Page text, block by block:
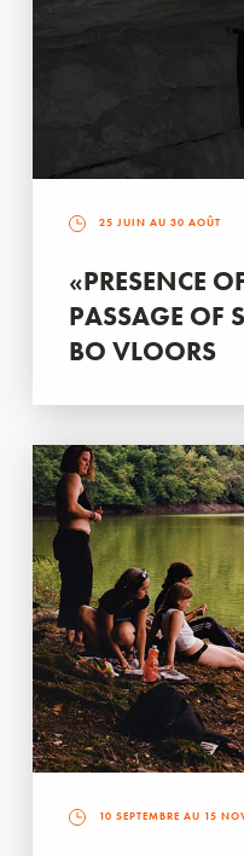
25 JUIN AU 30 AOÛT
«PRESENCE
PASSAGE OF
BO VLOORS
10 SEPTEMBRE AU 15